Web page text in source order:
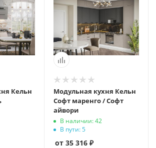
Кельн
Модульная кухня Кельн
Софт маренго / Софт
айвори
В наличии: 42
В пути: 5
от 35 316 ₽